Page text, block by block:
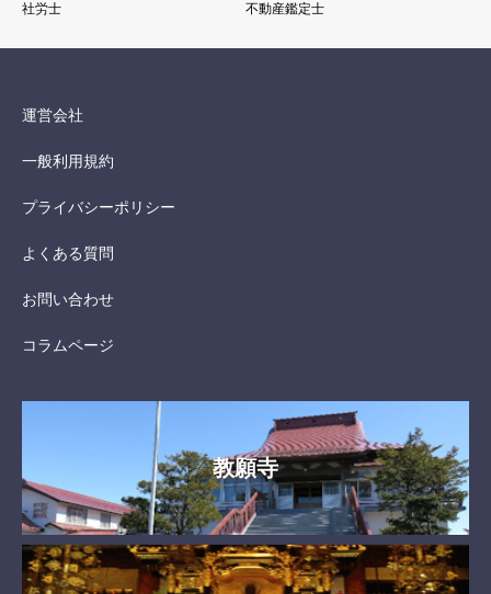
社労士
不動産鑑定士
運営会社
一般利用規約
プライバシーポリシー
よくある質問
お問い合わせ
コラムページ
教願寺